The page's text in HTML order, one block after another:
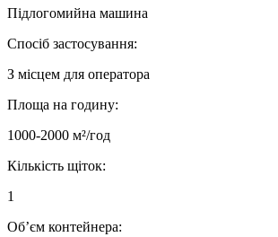
Підлогомийна машина
Спосіб застосування:
З місцем для оператора
Площа на годину:
1000-2000 м²/год
Кількість щіток:
1
Об’єм контейнера: